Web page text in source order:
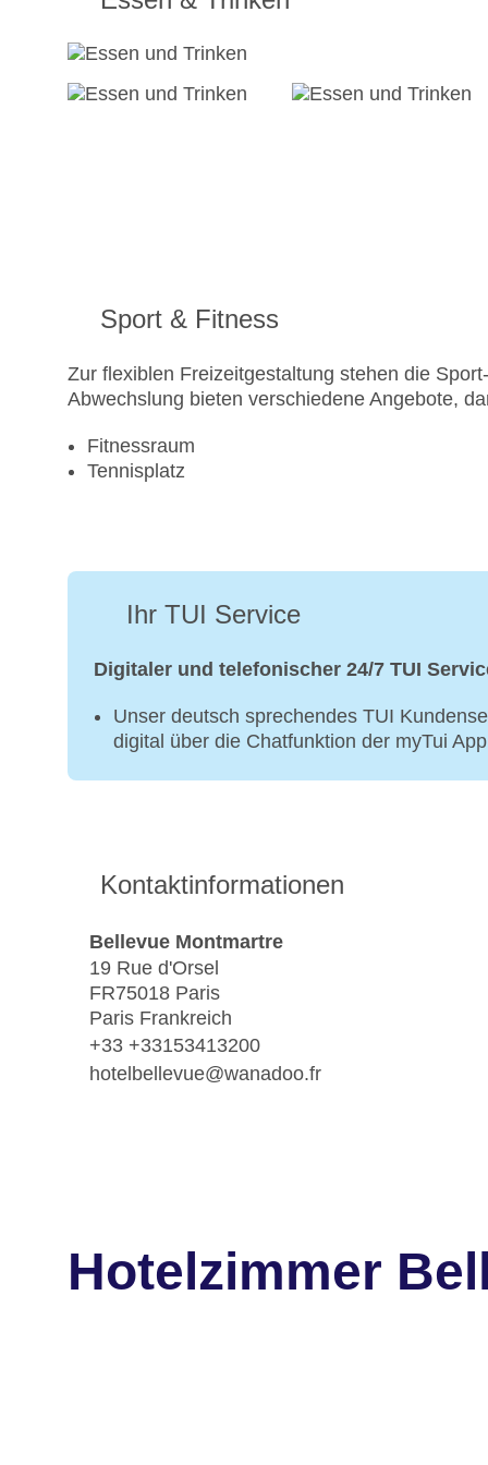
Sport & Fitness
Zur flexiblen Freizeitgestaltung stehen die
Abwechslung bieten verschiedene Angebote,
Fitnessraum
Tennisplatz
Ihr TUI Service
Digitaler und telefonischer 24/7 TUI
Unser deutsch sprechendes TUI
digital über die Chatfunktion der myTui
Kontaktinformationen
Bellevue Montmartre
19 Rue d'Orsel
FR75018 Paris
Paris Frankreich
+33 +33153413200
hotelbellevue@wanadoo.fr
Hotelzimmer